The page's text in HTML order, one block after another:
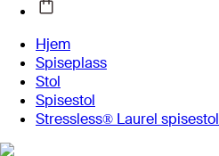
Hjem
Spiseplass
Stol
Spisestol
Stressless® Laurel spisestol